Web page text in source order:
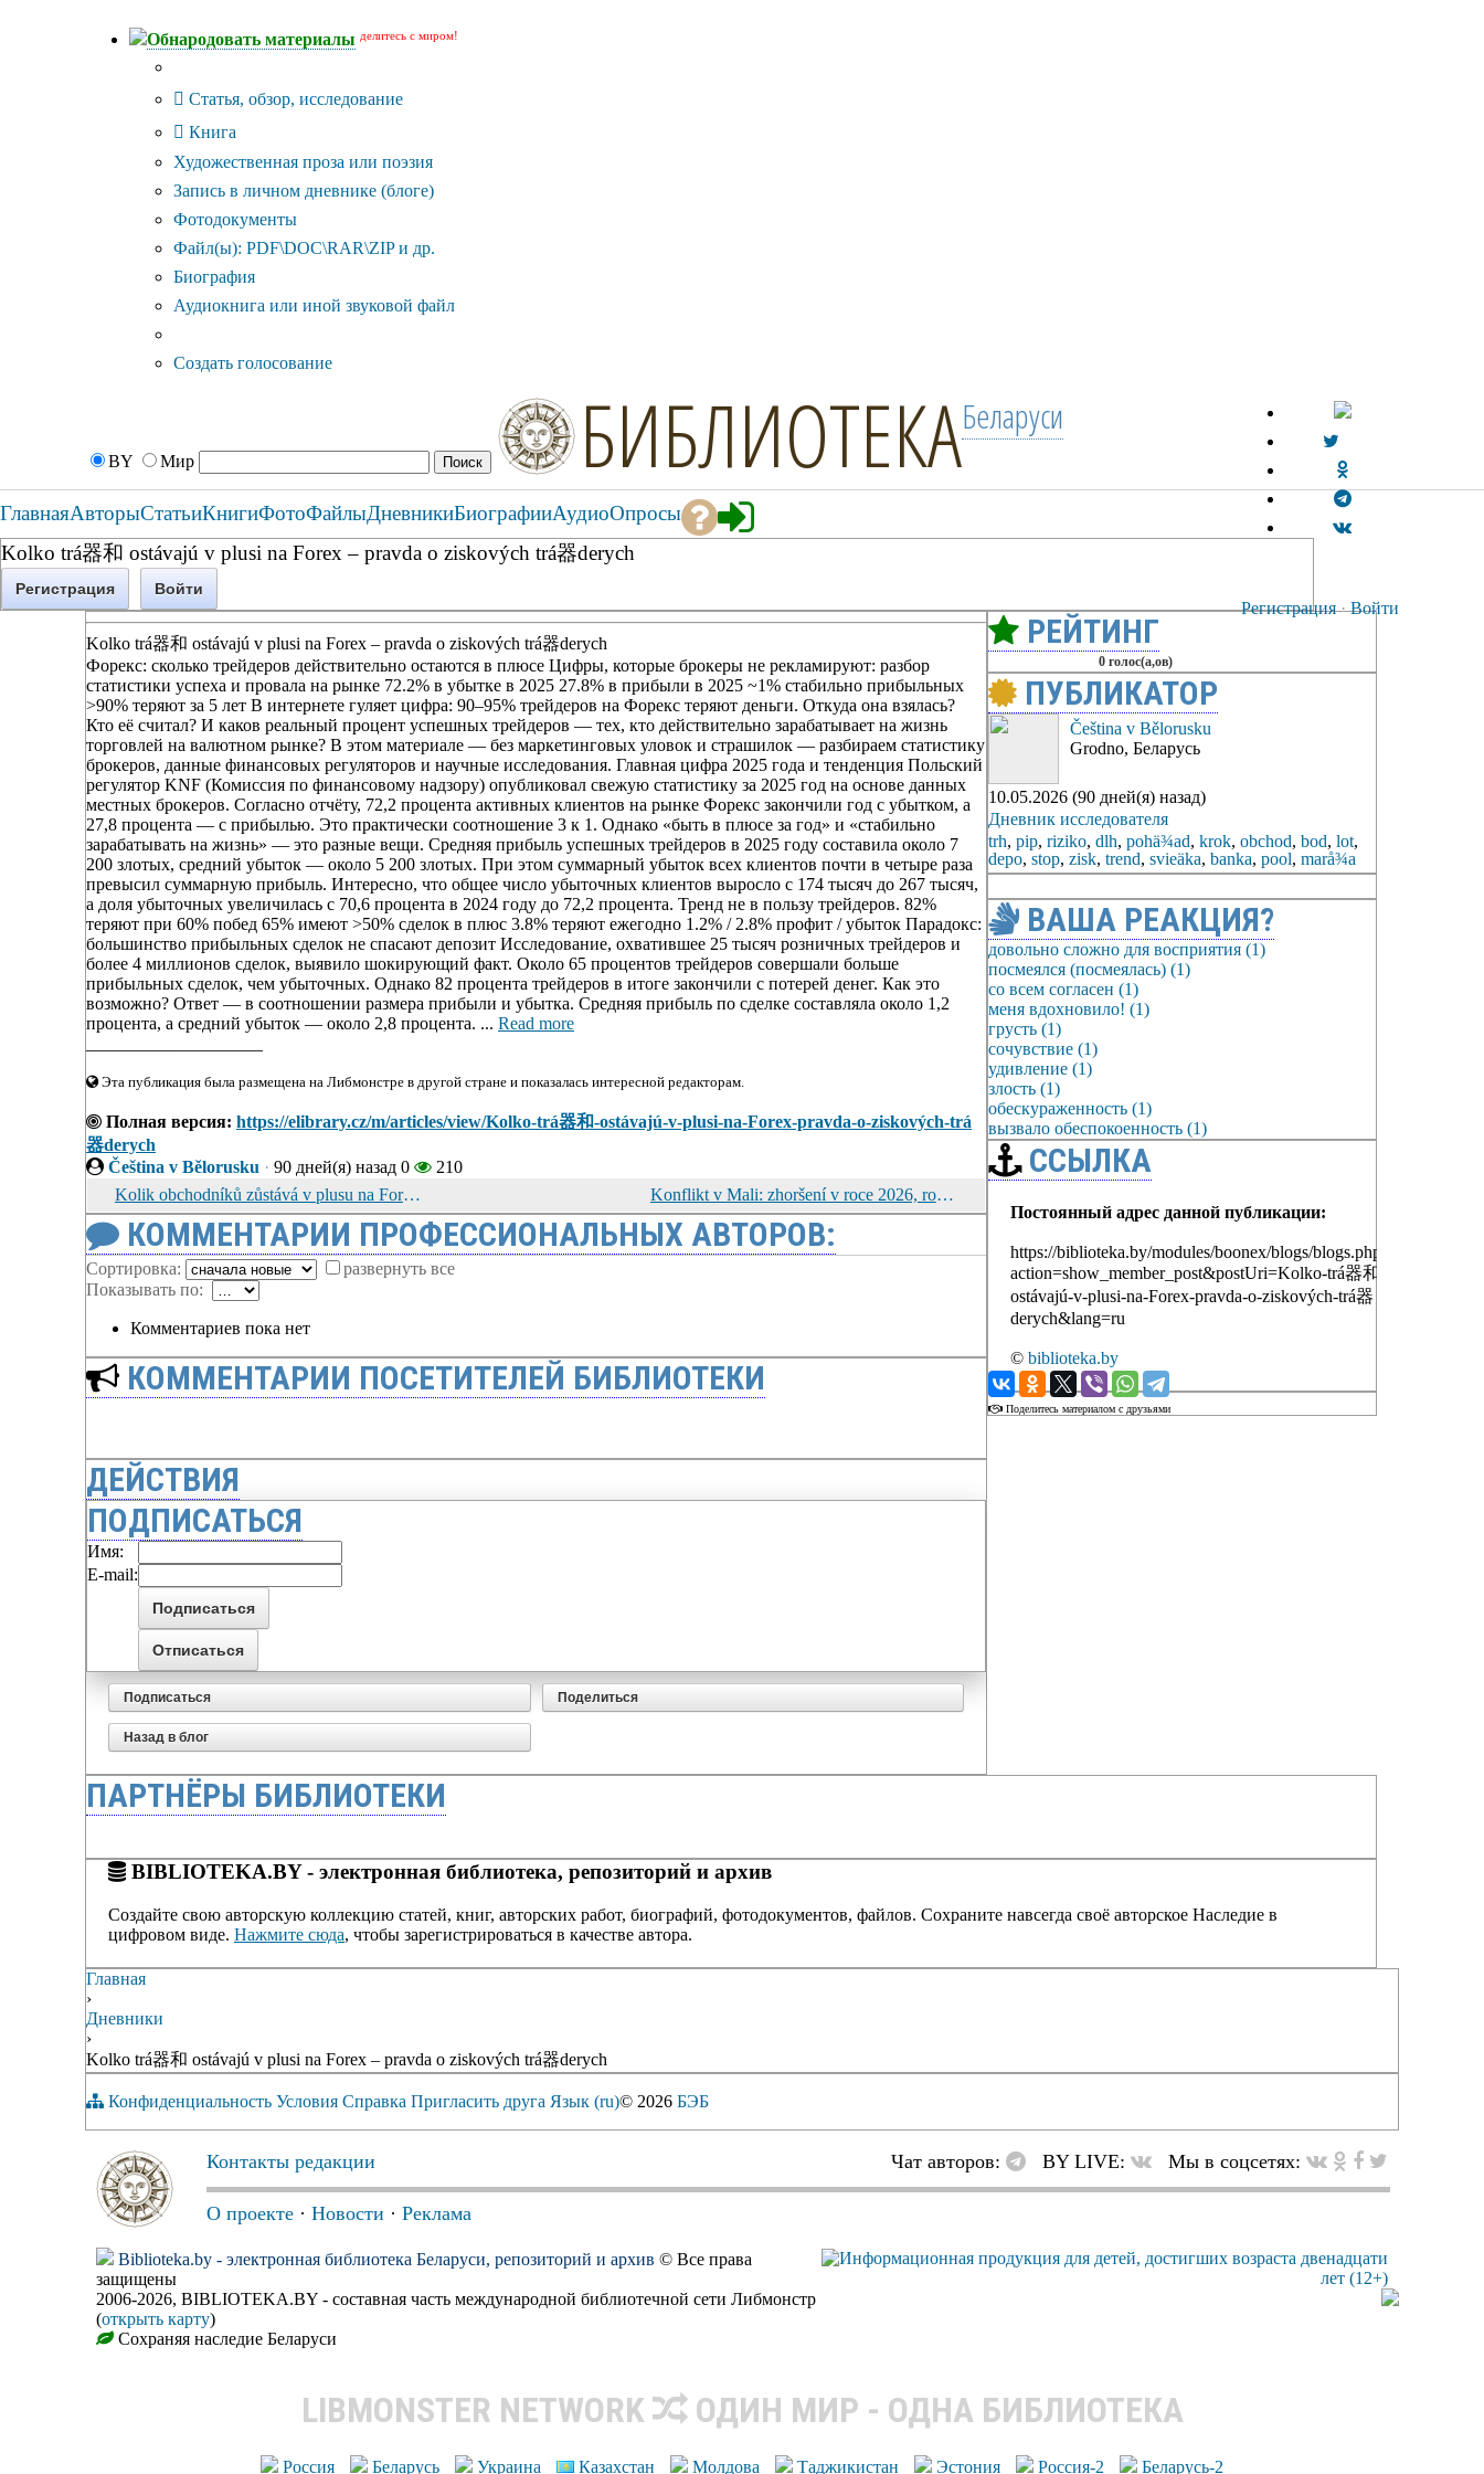
Обнародовать материалы делитесь с миром!
Статья, обзор, исследование
Книга
Художественная проза или поэзия
Запись в личном дневнике (блоге)
Фотодокументы
Файл(ы): PDF\DOC\RAR\ZIP и др.
Биография
Аудиокнига или иной звуковой файл
Создать голосование
BY Мир БИБЛИОТЕКАБеларуси
Регистрация · Войти
ГлавнаяАвторыСтатьиКнигиФотоФайлыДневникиБиографииАудиоОпросы
Kolko trá器和 ostávajú v plusi na Forex – pravda o ziskových trá器derych
Регистрация Войти
Kolko trá器和 ostávajú v plusi na Forex – pravda o ziskových trá器derych
Форекс: сколько трейдеров действительно остаются в плюсе Цифры, которые брокеры не рекламируют: разбор
статистики успеха и провала на рынке 72.2% в убытке в 2025 27.8% в прибыли в 2025 ~1% стабильно прибыльных
>90% теряют за 5 лет В интернете гуляет цифра: 90–95% трейдеров на Форекс теряют деньги. Откуда она взялась?
Кто её считал? И каков реальный процент успешных трейдеров — тех, кто действительно зарабатывает на жизнь
торговлей на валютном рынке? В этом материале — без маркетинговых уловок и страшилок — разбираем статистику
брокеров, данные финансовых регуляторов и научные исследования. Главная цифра 2025 года и тенденция Польский
регулятор KNF (Комиссия по финансовому надзору) опубликовал свежую статистику за 2025 год на основе данных
местных брокеров. Согласно отчёту, 72,2 процента активных клиентов на рынке Форекс закончили год с убытком, а
27,8 процента — с прибылью. Это практически соотношение 3 к 1. Однако «быть в плюсе за год» и «стабильно
зарабатывать на жизнь» — это разные вещи. Средняя прибыль успешных трейдеров в 2025 году составила около 7
200 злотых, средний убыток — около 5 200 злотых. При этом суммарный убыток всех клиентов почти в четыре раза
превысил суммарную прибыль. Интересно, что общее число убыточных клиентов выросло с 174 тысяч до 267 тысяч,
а доля убыточных увеличилась с 70,6 процента в 2024 году до 72,2 процента. Тренд не в пользу трейдеров. 82%
теряют при 60% побед 65% имеют >50% сделок в плюс 3.8% теряют ежегодно 1.2% / 2.8% профит / убыток Парадокс:
большинство прибыльных сделок не спасают депозит Исследование, охватившее 25 тысяч розничных трейдеров и
более 4 миллионов сделок, выявило шокирующий факт. Около 65 процентов трейдеров совершали больше
прибыльных сделок, чем убыточных. Однако 82 процента трейдеров в итоге закончили с потерей денег. Как это
возможно? Ответ — в соотношении размера прибыли и убытка. Средняя прибыль по сделке составляла около 1,2
процента, а средний убыток — около 2,8 процента. ... Read more
Эта публикация была размещена на Либмонстре в другой стране и показалась интересной редакторам.
Полная версия: https://elibrary.cz/m/articles/view/Kolko-trá器和-ostávajú-v-plusi-na-Forex-pravda-o-ziskových-trá
器derych
Čeština v Bělorusku · 90 дней(я) назад 0
210
Kolik obchodníků zůstává v plusu na Forexu — pravda o ziskových obchodnících
Konflikt v Mali: zhoršení v roce 2026, roli Ruska a perspektivy země
КОММЕНТАРИИ ПРОФЕССИОНАЛЬНЫХ АВТОРОВ:
Сортировка:
развернуть все
Показывать по:
Комментариев пока нет
КОММЕНТАРИИ ПОСЕТИТЕЛЕЙ БИБЛИОТЕКИ
ДЕЙСТВИЯ
ПОДПИСАТЬСЯ
Имя:
E-mail:
Подписаться Поделиться
Назад в блог
РЕЙТИНГ
0 голос(а,ов)
ПУБЛИКАТОР
Čeština v Bělorusku
Grodno, Беларусь
10.05.2026 (90 дней(я) назад)
Дневник исследователя
trh, pip, riziko, dlh, pohä¾ad, krok, obchod, bod, lot,
depo, stop, zisk, trend, svieäka, banka, pool, marå¾a
ВАША РЕАКЦИЯ?
довольно сложно для восприятия (1)
посмеялся (посмеялась) (1)
со всем согласен (1)
меня вдохновило! (1)
грусть (1)
сочувствие (1)
удивление (1)
злость (1)
обескураженность (1)
вызвало обеспокоенность (1)
ССЫЛКА
Постоянный адрес данной публикации:
https://biblioteka.by/modules/boonex/blogs/blogs.php?
action=show_member_post&postUri=Kolko-trá器和-
ostávajú-v-plusi-na-Forex-pravda-o-ziskových-trá器
derych&lang=ru
© biblioteka.by
Поделитесь материалом с друзьями
ПАРТНЁРЫ БИБЛИОТЕКИ
BIBLIOTEKA.BY - электронная библиотека, репозиторий и архив
Создайте свою авторскую коллекцию статей, книг, авторских работ, биографий, фотодокументов, файлов. Сохраните навсегда своё авторское Наследие в
цифровом виде. Нажмите сюда, чтобы зарегистрироваться в качестве автора.
Главная
›
Дневники
›
Kolko trá器和 ostávajú v plusi na Forex – pravda o ziskových trá器derych
Конфиденциальность Условия Справка Пригласить друга Язык (ru)© 2026 БЭБ
Контакты редакции Чат авторов: BY LIVE: Мы в соцсетях:
О проекте · Новости · Реклама
Biblioteka.by - электронная библиотека Беларуси, репозиторий и архив © Все права
защищены
2006-2026, BIBLIOTEKA.BY - составная часть международной библиотечной сети Либмонстр
(открыть карту)
Сохраняя наследие Беларуси
LIBMONSTER NETWORK ОДИН МИР - ОДНА БИБЛИОТЕКА
Россия Беларусь Украина Казахстан Молдова Таджикистан Эстония Россия-2 Беларусь-2